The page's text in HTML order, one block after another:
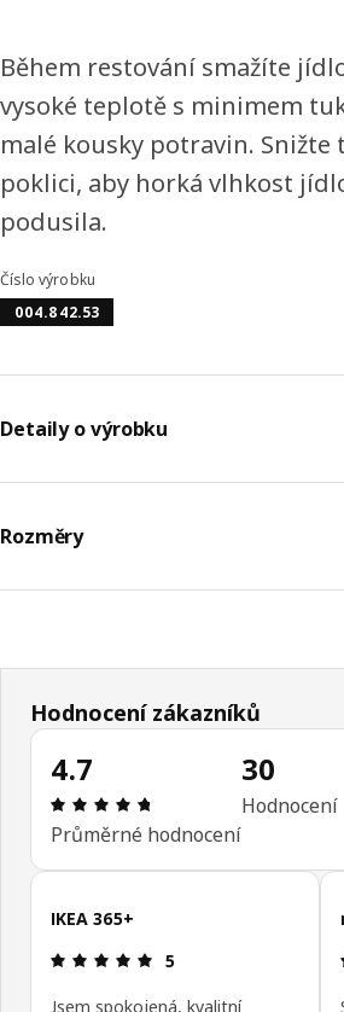
Během restování smažíte
vysoké teplotě s minimem
malé kousky potravin. Snižte
poklici, aby horká vlhkost
podusila.
Číslo výrobku
004.842.53
Detaily o výrobku
Rozměry
Hodnocení zákazníků
4.7
Hodnocení výrobku:
Průměrné hodnocení
30
Hodnocení
Přeskočit recenze zákazníků
IKEA 365+
Hodnocení výrobku: 5 z
5
Jsem spokojená, kvalitní